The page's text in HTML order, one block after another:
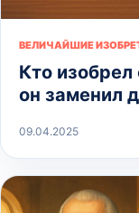
ВЕЛИЧАЙШИЕ
Кто
он заменил
09.04.2025